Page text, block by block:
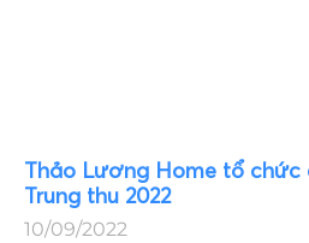
Thảo Lương Home tổ chức
Trung thu 2022
10/09/2022